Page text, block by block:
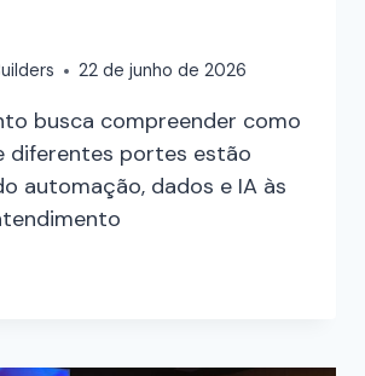
22 de junho de 2026
busca compreender como
diferentes portes estão
automação, dados e IA às